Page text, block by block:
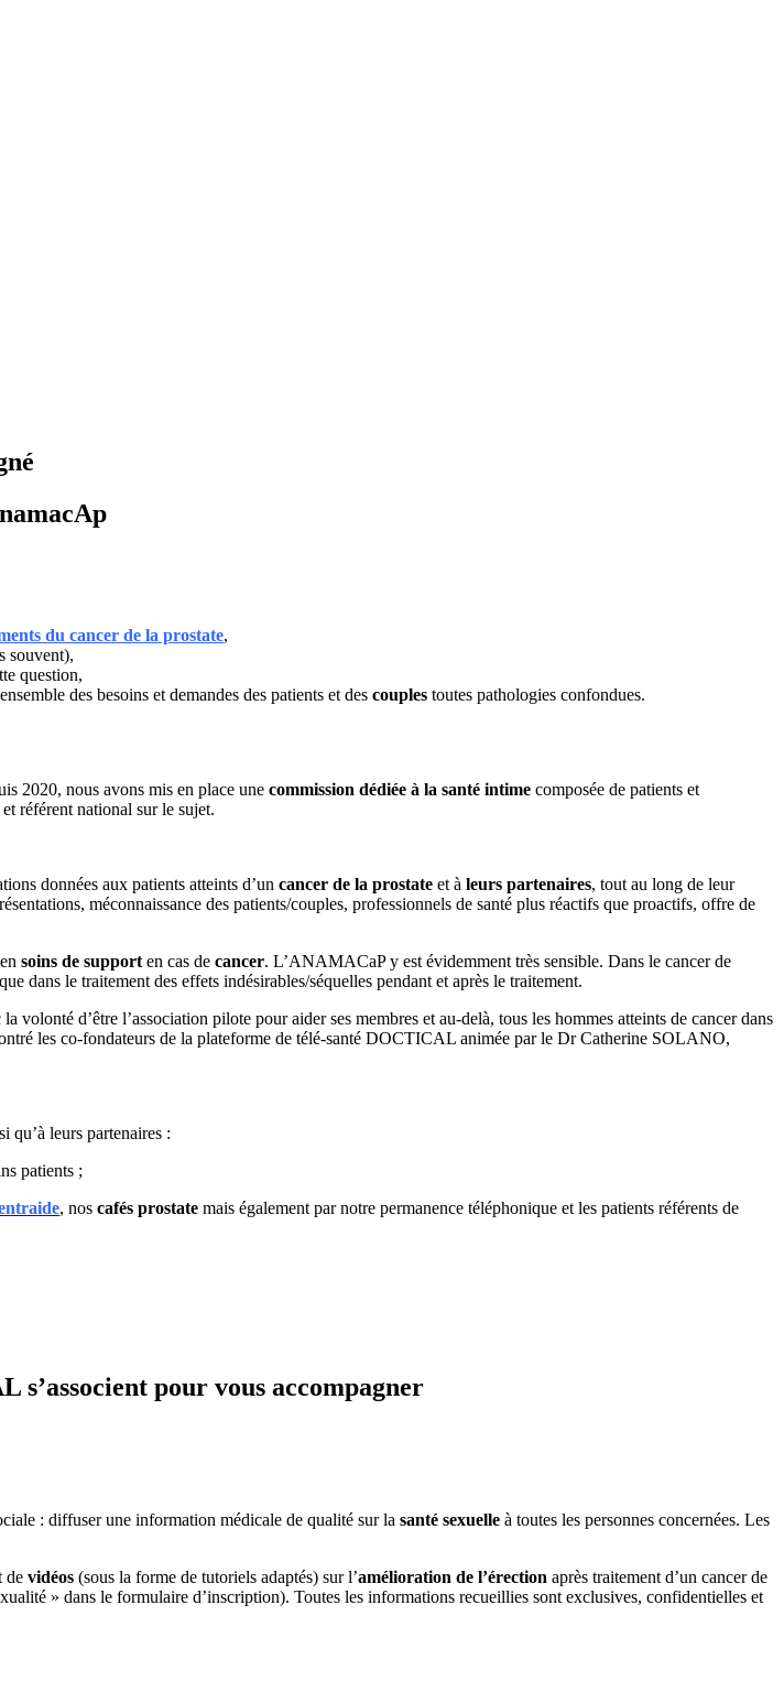
du cancer de la prostate,
souvent),
question,
des besoins et demandes des patients et des couples toutes pathologies confondues.
2020, nous avons mis en place une commission dédiée à la santé intime composée de patients et
référent national sur le sujet.
données aux patients atteints d’un cancer de la prostate et à leurs partenaires, tout au long de leur
méconnaissance des patients/couples, professionnels de santé plus réactifs que proactifs, offre de
soins de support en cas de cancer. L’ANAMACaP y est évidemment très sensible. Dans le cancer de
dans le traitement des effets indésirables/séquelles pendant et après le traitement.
d’être l’association pilote pour aider ses membres et au-delà, tous les hommes atteints de cancer dans
les co-fondateurs de la plateforme de télé-santé DOCTICAL animée par le Dr Catherine SOLANO,
qu’à leurs partenaires :
patients ;
, nos cafés prostate mais également par notre permanence téléphonique et les patients référents de
pour vous accompagner
: diffuser une information médicale de qualité sur la santé sexuelle à toutes les personnes concernées. Les
de vidéos (sous la forme de tutoriels adaptés) sur l’amélioration de l’érection après traitement d’un cancer de
» dans le formulaire d’inscription). Toutes les informations recueillies sont exclusives, confidentielles et